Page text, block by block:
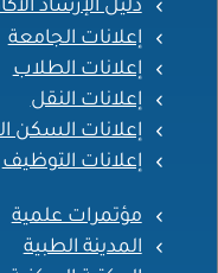
دليل الإرشاد
إعلانات الجامعة
إعلانات الطلاب
إعلانات النقل
إعلانات السكن
إعلانات التوظيف
مؤتمرات علمية
المدينة الطبية